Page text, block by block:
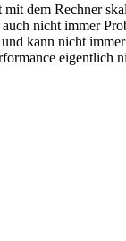
dem Rechner
nicht immer
kann nicht
eigentlich